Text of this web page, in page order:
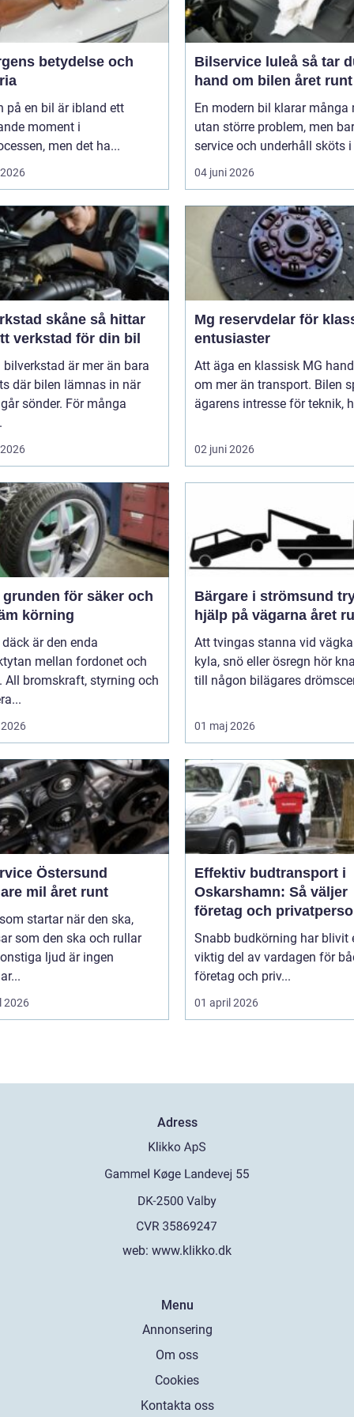
betydelse och
på en bil är ibland ett
moment i
men det ha...
Bilservice luleå så tar du
hand om bilen året runt
En modern bil klarar många
utan större problem, men
service och underhåll sköts i
04 juni 2026
skåne så hittar
verkstad för din bil
bilverkstad är mer än bara
där bilen lämnas in när
sönder. För många
Mg reservdelar för
entusiaster
Att äga en klassisk MG
om mer än transport. Bilen
ägarens intresse för teknik,
02 juni 2026
körning
är den enda
mellan fordonet och
All bromskraft, styrning och
Bärgare i strömsund trygg
hjälp på vägarna året
Att tvingas stanna vid
kyla, snö eller ösregn hör
till någon bilägares
01 maj 2026
Östersund
mil året runt
startar när den ska,
som den ska och rullar
ljud är ingen
2026
Effektiv budtransport i
Oskarshamn: Så väljer
företag och
rätt lösning
Snabb budkörning har blivit
viktig del av vardagen för
företag och priv...
01 april 2026
Adress
web: www.klikko.dk
Menu
Annonsering
Om oss
Cookies
Kontakta oss